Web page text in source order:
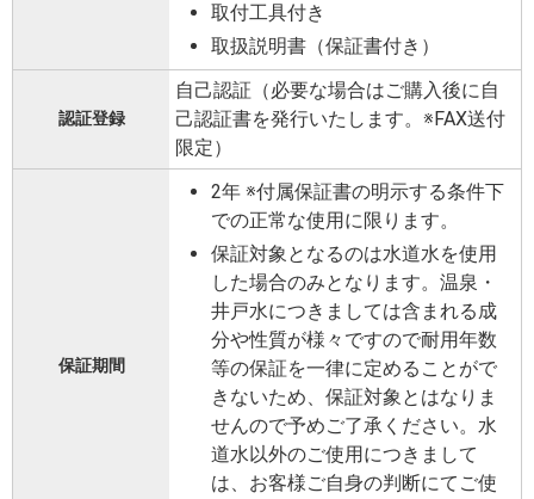
取付工具付き
取扱説明書（保証書付き）
認証登録
自己認証（必要な場合はご購入後に自
己認証書を発行いたします。※FAX送付
限定）
保証期間
2年 ※付属保証書の明示する条件下
での正常な使用に限ります。
保証対象となるのは水道水を使用
した場合のみとなります。温泉・
井戸水につきましては含まれる成
分や性質が様々ですので耐用年数
等の保証を一律に定めることがで
きないため、保証対象とはなりま
せんので予めご了承ください。水
道水以外のご使用につきまして
は、お客様ご自身の判断にてご使